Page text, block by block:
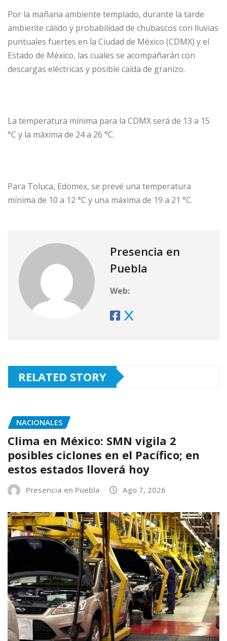
Por la mañana ambiente templado, durante la tarde
ambiente cálido y probabilidad de chubascos con lluvias
puntuales fuertes en la Ciudad de México (CDMX) y el
Estado de México, las cuales se acompañarán con
descargas eléctricas y posible caída de granizo.
La temperatura mínima para la CDMX será de 13 a 15
°C y la máxima de 24 a 26 °C.
Para Toluca, Edomex, se prevé una temperatura
mínima de 10 a 12 °C y una máxima de 19 a 21 °C.
Presencia en
Puebla
Web:
RELATED STORY
NACIONALES
Clima en México: SMN vigila 2
posibles ciclones en el Pacífico; en
estos estados lloverá hoy
Presencia en Puebla Ago 7, 2026